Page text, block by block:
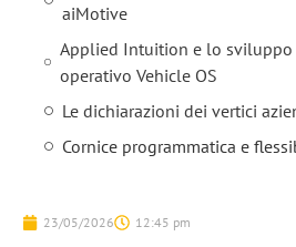
aiMotive
Applied Intuition e lo sviluppo
operativo Vehicle OS
Le dichiarazioni dei vertici
Cornice programmatica e
23/05/2026 12:45 pm